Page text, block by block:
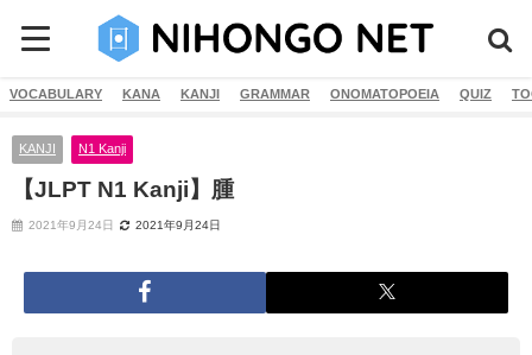
VOCABULARY KANA KANJI GRAMMAR ONOMATOPOEIA QUIZ
KANJI N1 Kanji
【JLPT N1 Kanji】腫
2021年9月24日 2021年9月24日